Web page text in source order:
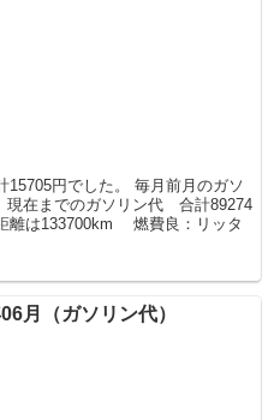
15705円でした。 毎月前月のガソ
現在までのガソリン代 合計89274
離は133700km 燃費良：リッタ
月（ガソリン代）